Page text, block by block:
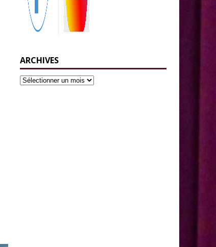
ARCHIVES